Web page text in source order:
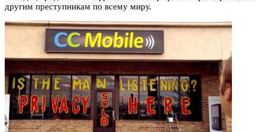
другим преступникам по всему миру.